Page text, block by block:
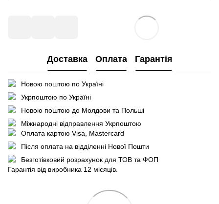
Доставка Оплата Гарантія
Новою поштою по Україні
Укрпоштою по Україні
Новою поштою до Молдови та Польші
Міжнародні відправлення Укрпоштою
Оплата картою Visa, Mastercard
Після оплата на відділенні Нової Пошти
Безготівковий розрахунок для ТОВ та ФОП
Гарантія від виробника 12 місяців.